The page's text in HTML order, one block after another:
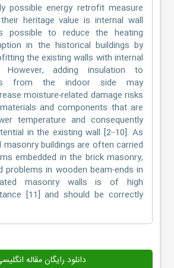
possible energy retrofit measure
heritage value is internal wall
possible to reduce the heating
in the historical buildings by
the existing walls with internal
However, adding insulation to
from the indoor side may
moisture-related damage risks
and components that are
temperature and consequently
in the existing wall [2–10]. As
buildings are often carried
embedded in the brick masonry,
problems in wooden beam-ends in
masonry walls is of high
[11] and should be correctly
دانلود رایگان مقاله